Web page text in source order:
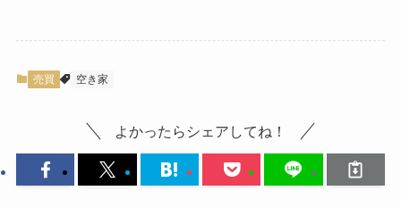
売買 空き家
よかったらシェアしてね！